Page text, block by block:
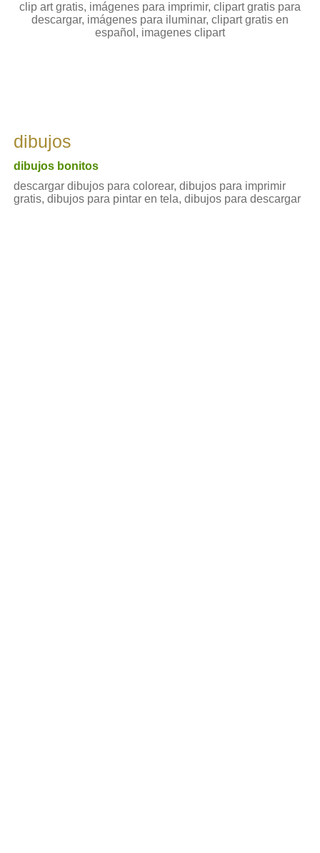
clip art gratis, imágenes para imprimir, clipart gratis para
descargar, imágenes para iluminar, clipart gratis en
español, imagenes clipart
dibujos
dibujos bonitos
descargar dibujos para colorear, dibujos para imprimir
gratis, dibujos para pintar en tela, dibujos para descargar